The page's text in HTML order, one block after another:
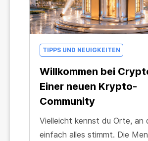
TIPPS UND NEUIGKEITEN
Willkommen bei
Einer neuen Krypto-
Community
Vielleicht kennst du Orte, an
einfach alles stimmt. Die